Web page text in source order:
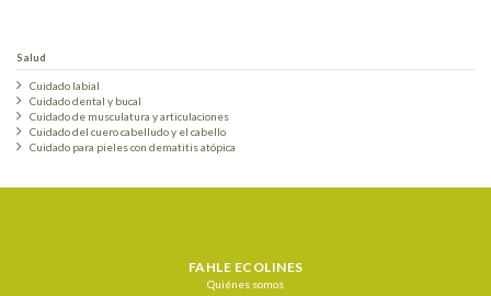
Salud
Cuidado labial
Cuidado dental y bucal
Cuidado de musculatura y articulaciones
Cuidado del cuero cabelludo y el cabello
Cuidado para pieles con dematitis atópica
FAHLE ECOLINES
Quiénes somos